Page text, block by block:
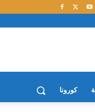
كورونا